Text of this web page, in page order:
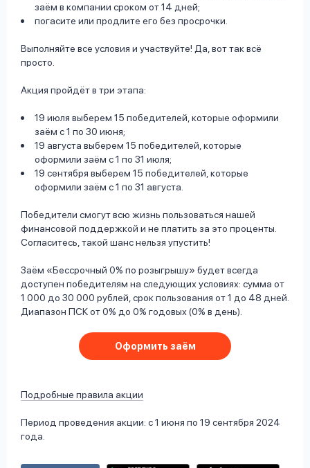
заём в компании сроком от 14 дней;
погасите или продлите его без просрочки.
Выполняйте все условия и участвуйте! Да, вот так всё
просто.
Акция пройдёт в три этапа:
19 июля выберем 15 победителей, которые оформили
заём с 1 по 30 июня;
19 августа выберем 15 победителей, которые
оформили заём с 1 по 31 июля;
19 сентября выберем 15 победителей, которые
оформили заём с 1 по 31 августа.
Победители смогут всю жизнь пользоваться нашей
финансовой поддержкой и не платить за это проценты.
Согласитесь, такой шанс нельзя упустить!
Заём «Бессрочный 0% по розыгрышу» будет всегда
доступен победителям на следующих условиях: сумма от
1 000 до 30 000 рублей, срок пользования от 1 до 48 дней.
Диапазон ПСК от 0% до 0% годовых (0% в день).
Оформить заём
Подробные правила акции
Период проведения акции: с 1 июня по 19 сентября 2024
года.